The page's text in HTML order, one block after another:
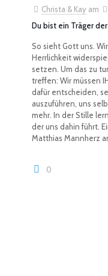
Christa & Kay am
Du bist ein Träger
So sieht Gott uns.
Herrlichkeit
setzen. Um das zu
treffen: Wir müssen
dafür entscheiden,
auszuführen, uns
mehr. In der Stille
der uns dahin führt.
Matthias Mannherz
0